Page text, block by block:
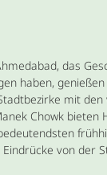
das
haben,
mit
Chowk bieten
von der